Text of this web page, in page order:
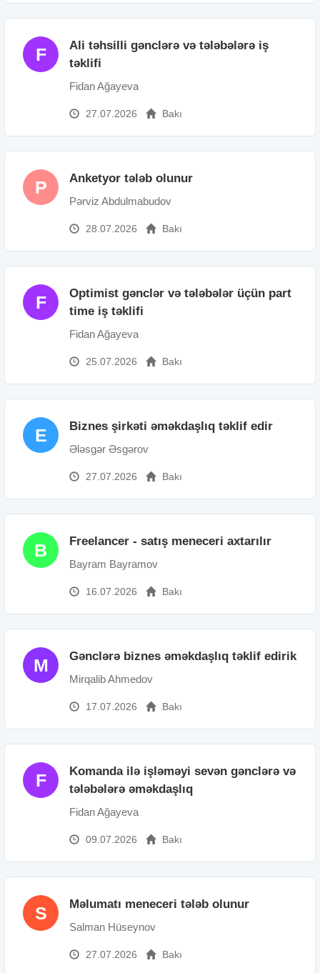
F
Ali təhsilli gənclərə və tələbələrə iş
təklifi
Fidan Ağayeva
27.07.2026 Bakı
P Anketyor tələb olunur
Pərviz Abdulmabudov
28.07.2026 Bakı
F
Optimist gənclər və tələbələr üçün part
time iş təklifi
Fidan Ağayeva
25.07.2026 Bakı
E Biznes şirkəti əməkdaşlıq təklif edir
Ələsgər Əsgərov
27.07.2026 Bakı
B Freelancer - satış meneceri axtarılır
Bayram Bayramov
16.07.2026 Bakı
M Gənclərə biznes əməkdaşlıq təklif edirik
Mirqalib Ahmedov
17.07.2026 Bakı
F
Komanda ilə işləməyi sevən gənclərə və
tələbələrə əməkdaşlıq
Fidan Ağayeva
09.07.2026 Bakı
S Məlumatı meneceri tələb olunur
Salman Hüseynov
27.07.2026 Bakı